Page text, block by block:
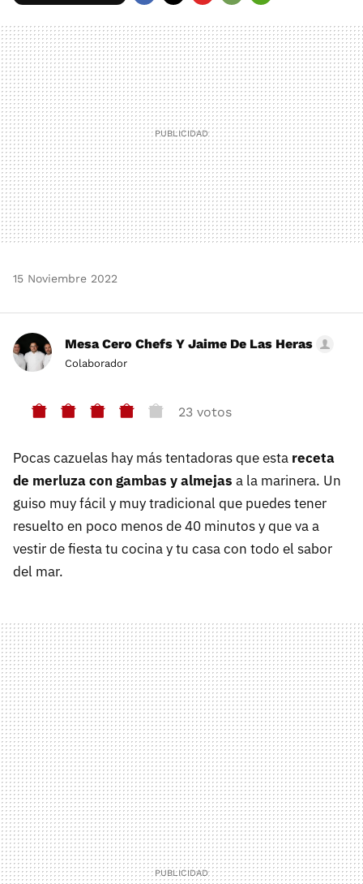
MAIL
15 Noviembre 2022
Mesa Cero Chefs Y Jaime De Las Heras
Colaborador
23 votos
Pocas cazuelas hay más tentadoras que esta receta
de merluza con gambas y almejas a la marinera. Un
guiso muy fácil y muy tradicional que puedes tener
resuelto en poco menos de 40 minutos y que va a
vestir de fiesta tu cocina y tu casa con todo el sabor
del mar.